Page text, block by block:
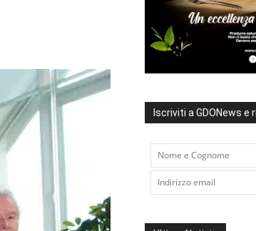
Iscriviti a GDONews e